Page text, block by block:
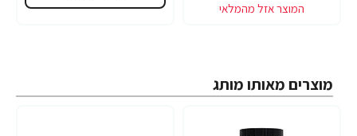
מוצרים מאותו מותג